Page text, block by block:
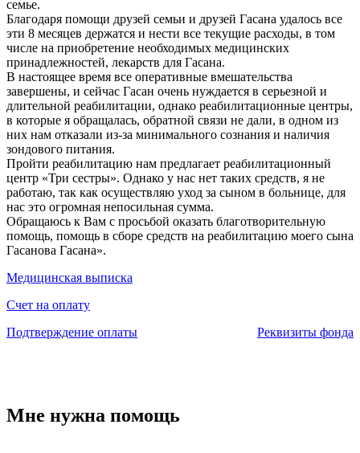
семье.
Благодаря помощи друзей семьи и друзей Гасана удалось все
эти 8 месяцев держатся и нести все текущие расходы, в том
числе на приобретение необходимых медицинских
принадлежностей, лекарств для Гасана.
В настоящее время все оперативные вмешательства
завершены, и сейчас Гасан очень нуждается в серьезной и
длительной реабилитации, однако реабилитационные центры,
в которые я обращалась, обратной связи не дали, в одном из
них нам отказали из-за минимального сознания и наличия
зондового питания.
Пройти реабилитацию нам предлагает реабилитационный
центр «Три сестры». Однако у нас нет таких средств, я не
работаю, так как осуществляю уход за сыном в больнице, для
нас это огромная непосильная сумма.
Обращаюсь к Вам с просьбой оказать благотворительную
помощь, помощь в сборе средств на реабилитацию моего сына
Гасанова Гасана».
Медицинская выписка
Счет на оплату
Подтверждение оплаты
Реквизиты фонда
Мне нужна помощь